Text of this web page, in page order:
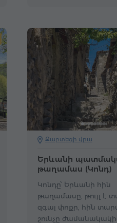
Քարտեզի վրա
Երևանի
թաղամաս (Կոնդ)
Կոնդը՝ Երևանի հին
թաղամասը, թույլ է
զգալ փոքր, հին
շունչը